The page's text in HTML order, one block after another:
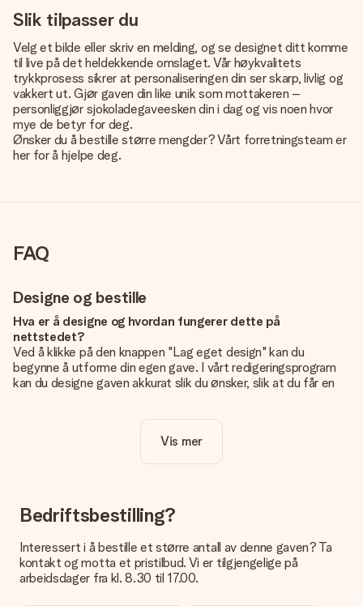
Slik tilpasser du
Velg et bilde eller skriv en melding, og se designet ditt komme
til live på det heldekkende omslaget. Vår høykvalitets
trykkprosess sikrer at personaliseringen din ser skarp, livlig og
vakkert ut. Gjør gaven din like unik som mottakeren –
personliggjør sjokoladegaveesken din i dag og vis noen hvor
mye de betyr for deg.
Ønsker du å bestille større mengder? Vårt forretningsteam er
her for å hjelpe deg.
FAQ
Designe og bestille
Hva er å designe og hvordan fungerer dette på
nettstedet?
Ved å klikke på den knappen "Lag eget design" kan du
begynne å utforme din egen gave. I vårt redigeringsprogram
kan du designe gaven akkurat slik du ønsker, slik at du får en
å gjøre gaven din helt unik.
Er eget design inkludert i prisen?
Hvordan vet jeg om bildt mitt er av riktig kvalitet?
Derfor er det viktig å bruke bilder av høy kvalitet. Hvis du er
usikker på kvaliteten på bildet ditt, kan du kontakte vår
kundeservice og legge ved bildet ditt sammen med gaven du
Vis mer
Bedriftsbestilling?
Interessert i å bestille et større antall av denne gaven? Ta
kontakt og motta et pristilbud. Vi er tilgjengelige på
arbeidsdager fra kl. 8.30 til 17.00.